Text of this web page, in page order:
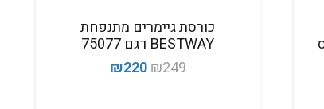
כורסת גיימרים מתנפחת
BESTWAY דגם 75077
₪249
המחיר
₪220